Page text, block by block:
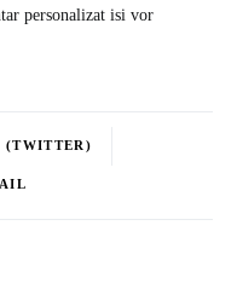
personalizat isi vor
(TWITTER)